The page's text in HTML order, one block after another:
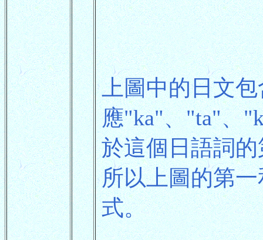
上圖中的日文
應"ka"、"ta"、
於這個日語詞
所以上圖的第
式。